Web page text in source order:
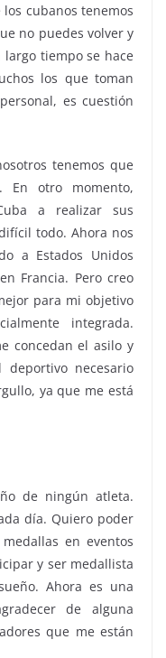
cubanos tenemos
no puedes volver y
tiempo se hace
los que toman
es cuestión
tenemos que
En otro momento,
a realizar sus
todo. Ahora nos
a Estados Unidos
Francia. Pero creo
para mi objetivo
integrada.
concedan el asilo y
necesario
ya que me está
de ningún atleta.
día. Quiero poder
en eventos
y ser medallista
Ahora es una
de alguna
que me están